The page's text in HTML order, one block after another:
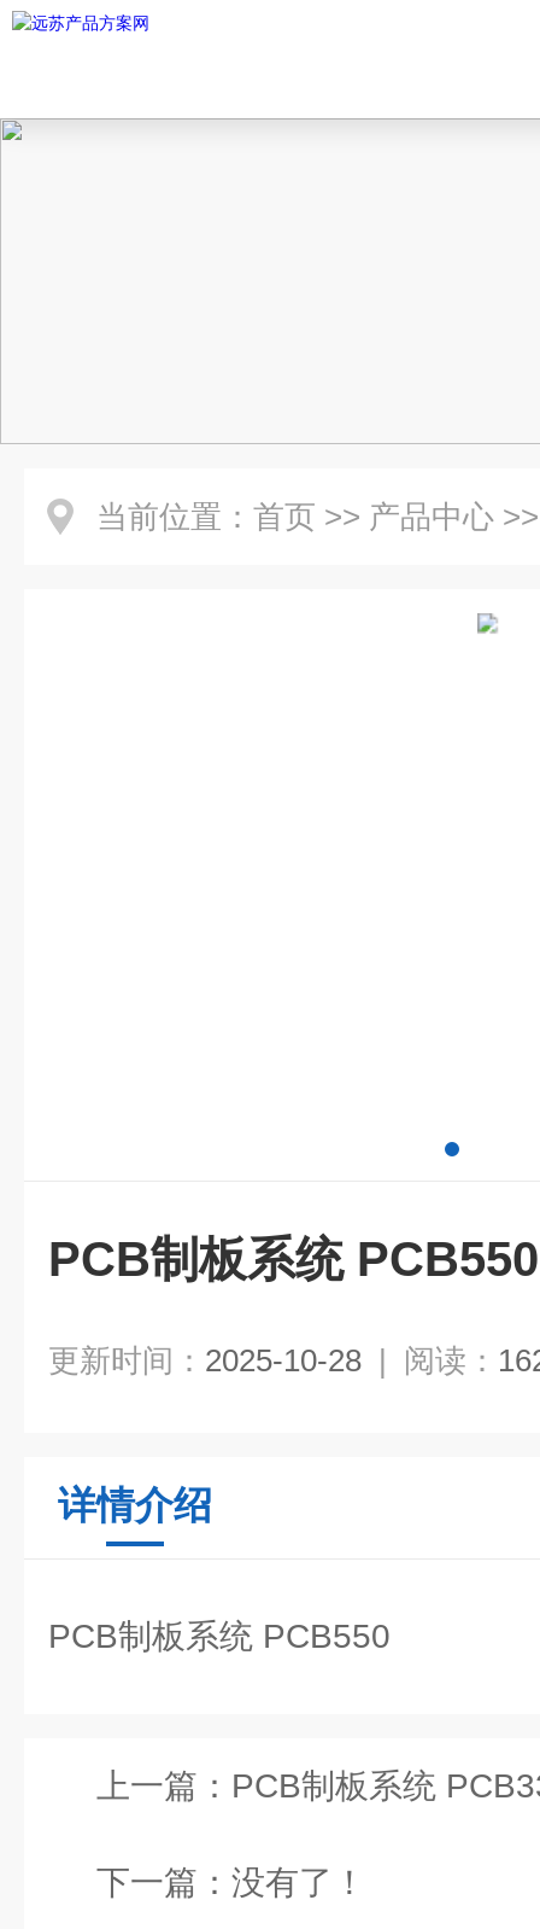
当前位置： 首页 >> 产品中心
PCB制板系统 PCB550
更新时间： 2025-10-28 | 阅读：
详情介绍
PCB制板系统 PCB550
上一篇： PCB制板系统
下一篇：没有了！